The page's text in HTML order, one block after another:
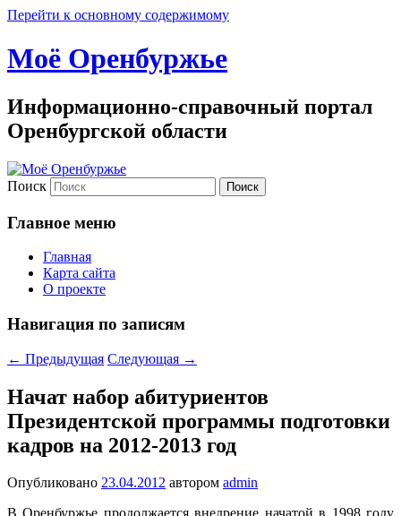
Перейти к основному содержимому
Моё Оренбуржье
Информационно-справочный портал
Оренбургской области
Поиск
Главное меню
Главная
Карта сайта
О проекте
Навигация по записям
← Предыдущая Следующая →
Начат набор абитуриентов
Президентской программы подготовки
кадров на 2012-2013 год
Опубликовано 23.04.2012 автором admin